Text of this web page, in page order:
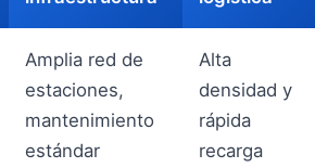
Amplia red de
estaciones,
mantenimiento
estándar
Alta
densidad y
rápida
recarga